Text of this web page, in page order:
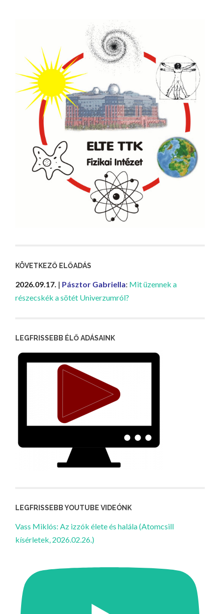
KÖVETKEZŐ ELŐADÁS
2026.09.17. | Pásztor Gabriella: Mit üzennek a
részecskék a sötét Univerzumról?
LEGFRISSEBB ÉLŐ ADÁSAINK
LEGFRISSEBB YOUTUBE VIDEÓNK
Vass Miklós: Az izzók élete és halála (Atomcsill
kísérletek, 2026.02.26.)